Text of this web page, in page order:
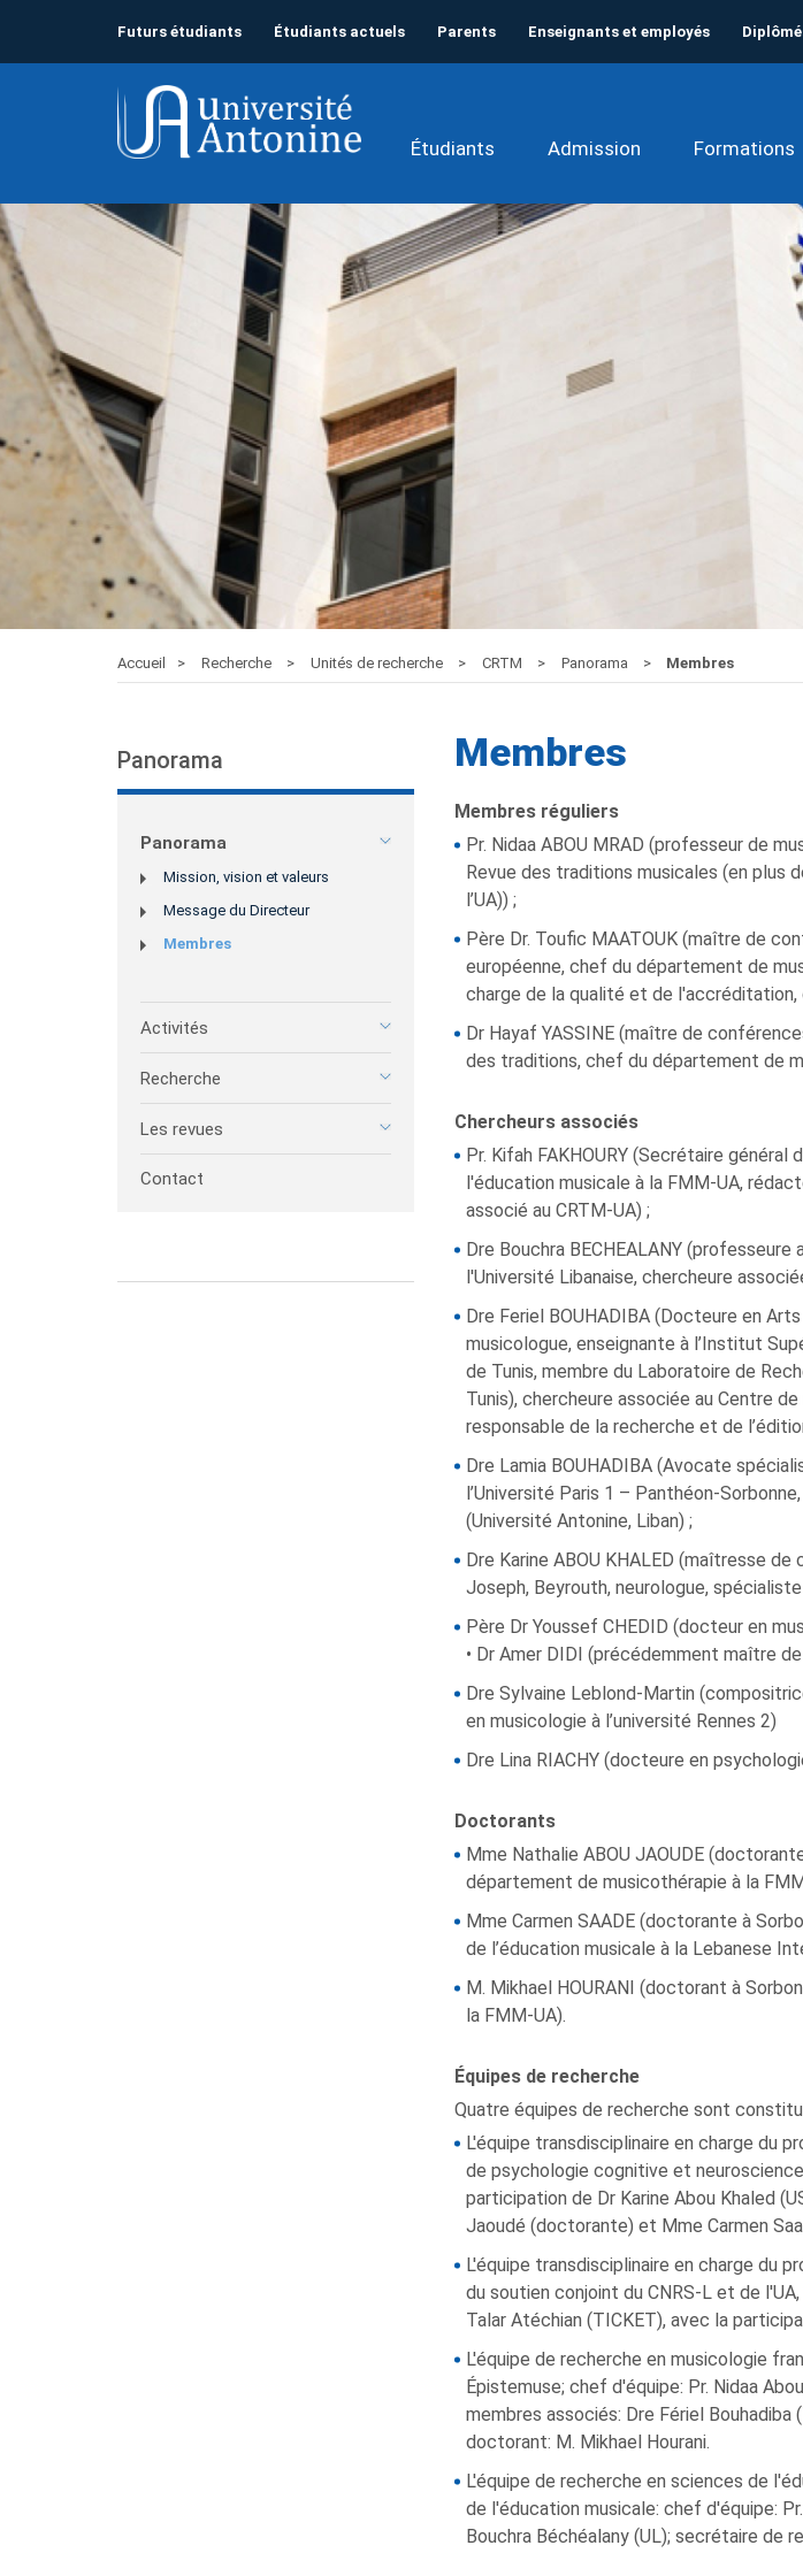
Futurs étudiants Étudiants actuels Parents Enseignants et employés
Étudiants Admission Formations
Accueil Recherche Unités de recherche CRTM Panorama Membres
Panorama
Panorama
Mission, vision et valeurs
Message du Directeur
Membres
Activités
Recherche
Les revues
Contact
Membres
Membres réguliers
Pr. Nidaa ABOU MRAD (professeur de
Revue des traditions musicales (en plus
l’UA)) ;
Père Dr. Toufic MAATOUK (maître de
européenne, chef du département de
charge de la qualité et de l'accréditation,
Dr Hayaf YASSINE (maître de
des traditions, chef du département de
Chercheurs associés
Pr. Kifah FAKHOURY (Secrétaire
l'éducation musicale à la FMM-UA,
associé au CRTM-UA) ;
Dre Bouchra BECHEALANY
l'Université Libanaise, chercheure
Dre Feriel BOUHADIBA (Docteure en
musicologue, enseignante à l’Institut
de Tunis, membre du Laboratoire de
Tunis), chercheure associée au Centre
responsable de la recherche et de
Dre Lamia BOUHADIBA (Avocate
l’Université Paris 1 – Panthéon-
(Université Antonine, Liban) ;
Dre Karine ABOU KHALED (maîtresse
Joseph, Beyrouth, neurologue, spécialiste
Père Dr Youssef CHEDID (docteur en
• Dr Amer DIDI (précédemment maître
Dre Sylvaine Leblond-Martin
en musicologie à l’université Rennes 2)
Dre Lina RIACHY (docteure en
Doctorants
Mme Nathalie ABOU JAOUDE
département de musicothérapie à la
Mme Carmen SAADE (doctorante à
de l’éducation musicale à la Lebanese
M. Mikhael HOURANI (doctorant à
la FMM-UA).
Équipes de recherche
Quatre équipes de recherche sont
L'équipe transdisciplinaire en charge du
de psychologie cognitive et
participation de Dr Karine Abou Khaled
Jaoudé (doctorante) et Mme Carmen
L'équipe transdisciplinaire en charge du
du soutien conjoint du CNRS-L et de
Talar Atéchian (TICKET), avec la
L'équipe de recherche en musicologie
Épistemuse; chef d'équipe: Pr. Nidaa
membres associés: Dre Fériel Bouhadiba
doctorant: M. Mikhael Hourani.
L'équipe de recherche en sciences de
de l'éducation musicale: chef d'équipe:
Bouchra Béchéalany (UL); secrétaire de